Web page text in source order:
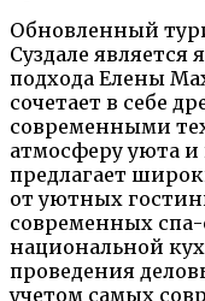
Обновленный
Суздале
подхода Елены
сочетает в себе
современными
атмосферу уюта
предлагает
от уютных
современных спа-
национальной
проведения
учетом самых